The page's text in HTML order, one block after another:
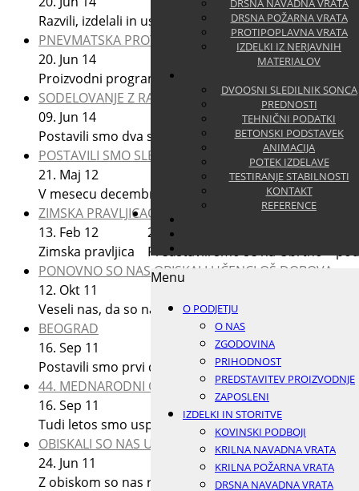
DRSNA NAVADNA VRATA
DRSNA POŽARNA VRATA
PROTIPOPLAVNA VRATA
IZDELKI IZ NERJAVNIH
MATERIALOV
DVOOSNI SLEDILNIK SONCA
PREDNOSTI
TEHNIČNI PODATKI
BETONSKI PODSTAVEK
ANIMACIJA
POTEK IZDELAVE
TESTIRANJE STABILNOSTI
KONTAKT
REFERENCE
Menu
O PODJETJU
O NAS
ZGODOVINA
PRIHODNOST
PREDSTAVITEV PROIZVODNJE
ZAPOSLENI
IZDELKI IN STORITVE
KOVINSKI PODBOJI
KRILNA NAVADNA VRATA
KRILNA POŽARNA VRATA
DRSNA NAVADNA VRATA
Razvili, izdelali in uspešno testirali smo požarna
PNEVMATSKA PROTIPOPLAVNA VRATA
20. Jun 14
Proizvodni program smo razširili s pnevmatskimi
SODELOVANJE Z RAZVOJNIM CENTROM ENERGETIKE
09. Jun 14
Postavili smo dva sledilnika v Vrbino, v sklopu
POSTAVILI SMO SLEDILNIK V OKOLICI AJDOVŠČINE
21. Maj 12
V mesecu decembru smo postavili sledilnik KD32-
ZIMSKA PRAVLJICA
13. Feb 12
Zimska pravljica
OBRTNO -PODJETNIŠKI IN KMETIJSKI
26. Okt
Predstavili smo se na Obrtno –
PONOVNO SO NAS OBISKALI UČENCI OŠ DOBOVA
12. Okt 11
Veseli nas, da so nas ponovno obiskali učenci OŠ
BEOGRAD
16. Sep 11
Postavili smo prvi dvoosni sledilnik sonca v centru
44. MEDNARODNI OBRTNI SEJEM CELJE
16. Sep 11
Tudi letos smo uspešno predstavili izdelke iz naše
OBISKALI SO NAS UČENCI OŠ DOBOVA
24. Jun 11
Z obiskom so nas razveselili učenci OŠ Dobova.